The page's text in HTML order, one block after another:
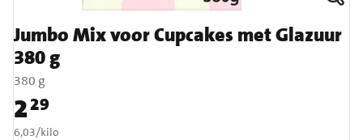
Jumbo Mix voor Cupcakes met Glazuur
380 g
380 g
Prijs: € 2,29
229
€ 6,03 per kilo
6,03/kilo